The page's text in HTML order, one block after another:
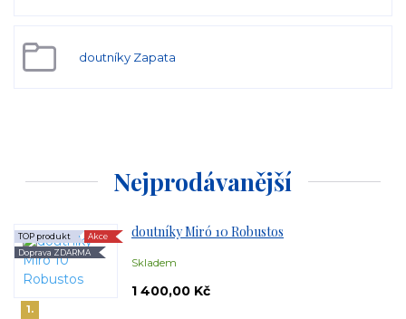
doutníky Zapata
Nejprodávanější
1.
doutníky Miró 10 Robustos
Skladem
TOP produkt
Akce
Doprava ZDARMA
1 400,00 Kč